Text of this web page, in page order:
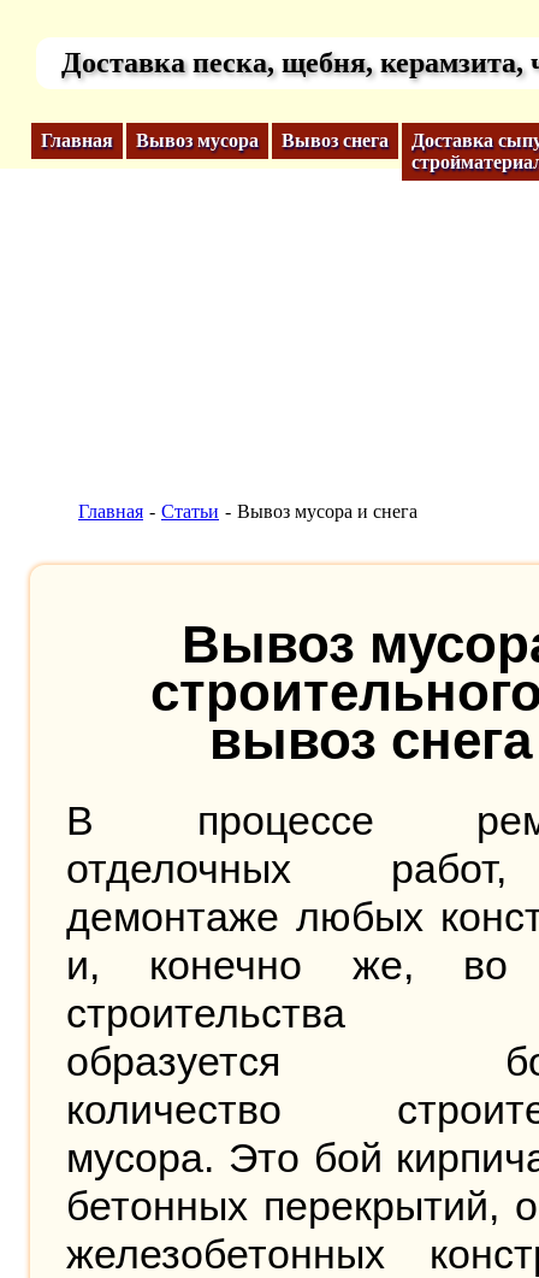
Доставка песка, щебня, керамзита,
Главная Вывоз мусора Вывоз снега
Доставка
Главная Статьи Вывоз мусора и снега
Вывоз
вывоз снега
В процессе
отделочных
демонтаже любых
и, конечно же, во
строительства
образуется
количество
мусора. Это бой
бетонных перекрытий,
железобетонных